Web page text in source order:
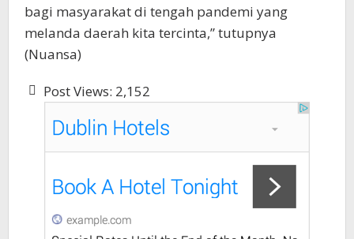
bagi masyarakat di tengah pandemi yang
melanda daerah kita tercinta,” tutupnya
(Nuansa)
Post Views: 2,152